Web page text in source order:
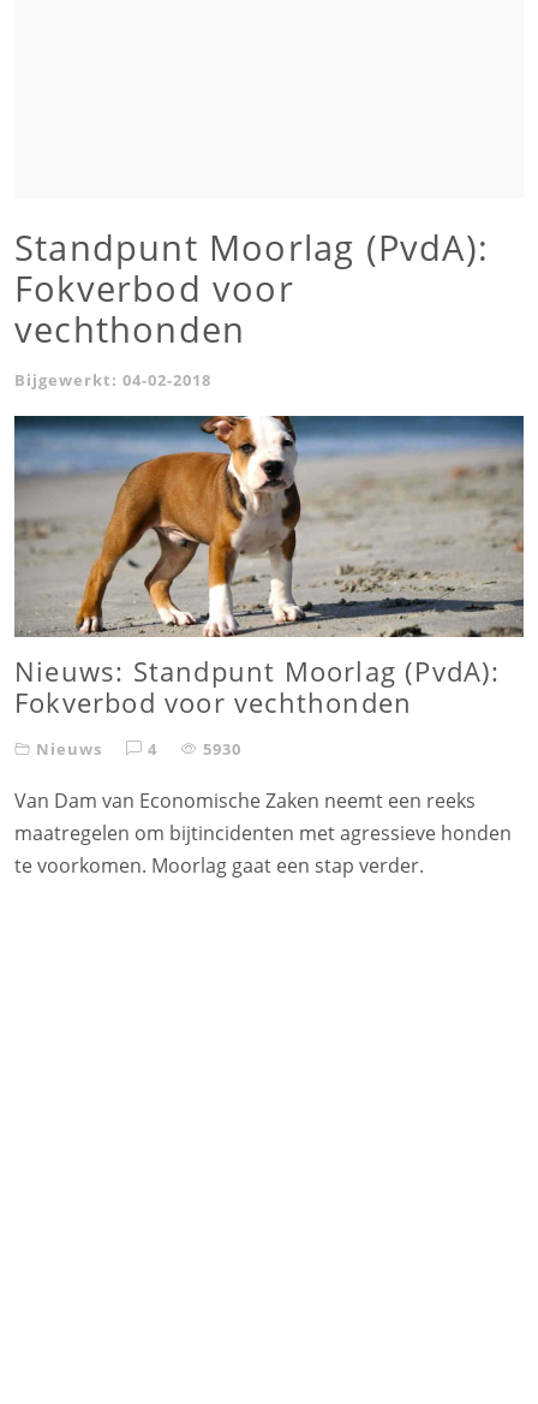
Standpunt Moorlag (PvdA):
Fokverbod voor
vechthonden
Bijgewerkt: 04-02-2018
Nieuws: Standpunt Moorlag (PvdA):
Fokverbod voor vechthonden
Nieuws 4 5930
Van Dam van Economische Zaken neemt een reeks
maatregelen om bijtincidenten met agressieve honden
te voorkomen. Moorlag gaat een stap verder.